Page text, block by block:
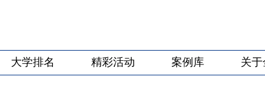
大学排名 精彩活动 案例库 关于